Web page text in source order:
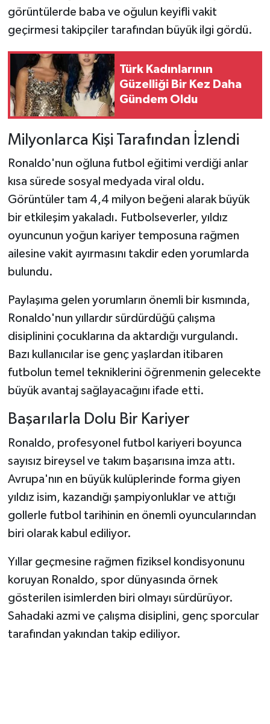
görüntülerde baba ve oğulun keyifli vakit
geçirmesi takipçiler tarafından büyük ilgi gördü.
Türk Kadınlarının
Güzelliği Bir Kez Daha
Gündem Oldu
Milyonlarca Kişi Tarafından İzlendi
Ronaldo'nun oğluna futbol eğitimi verdiği anlar
kısa sürede sosyal medyada viral oldu.
Görüntüler tam 4,4 milyon beğeni alarak büyük
bir etkileşim yakaladı. Futbolseverler, yıldız
oyuncunun yoğun kariyer temposuna rağmen
ailesine vakit ayırmasını takdir eden yorumlarda
bulundu.
Paylaşıma gelen yorumların önemli bir kısmında,
Ronaldo'nun yıllardır sürdürdüğü çalışma
disiplinini çocuklarına da aktardığı vurgulandı.
Bazı kullanıcılar ise genç yaşlardan itibaren
futbolun temel tekniklerini öğrenmenin gelecekte
büyük avantaj sağlayacağını ifade etti.
Başarılarla Dolu Bir Kariyer
Ronaldo, profesyonel futbol kariyeri boyunca
sayısız bireysel ve takım başarısına imza attı.
Avrupa'nın en büyük kulüplerinde forma giyen
yıldız isim, kazandığı şampiyonluklar ve attığı
gollerle futbol tarihinin en önemli oyuncularından
biri olarak kabul ediliyor.
Yıllar geçmesine rağmen fiziksel kondisyonunu
koruyan Ronaldo, spor dünyasında örnek
gösterilen isimlerden biri olmayı sürdürüyor.
Sahadaki azmi ve çalışma disiplini, genç sporcular
tarafından yakından takip ediliyor.